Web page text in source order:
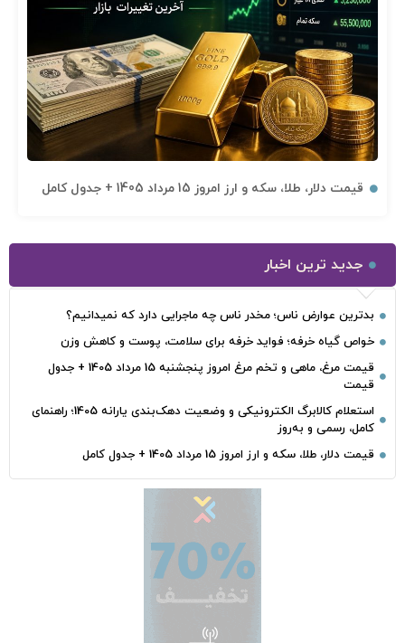
قیمت دلار، طلا، سکه و ارز امروز 15 مرداد 1405 + جدول کامل
جدید ترین اخبار
بدترین عوارض ناس؛ مخدر ناس چه ماجرایی دارد که نمیدانیم؟
خواص گیاه خرفه؛ فواید خرفه برای سلامت، پوست و کاهش وزن
قیمت مرغ، ماهی و تخم مرغ امروز پنجشنبه 15 مرداد 1405 + جدول
قیمت
استعلام کالابرگ الکترونیکی و وضعیت دهک‌بندی یارانه 1405؛ راهنمای
کامل، رسمی و به‌روز
قیمت دلار، طلا، سکه و ارز امروز 15 مرداد 1405 + جدول کامل